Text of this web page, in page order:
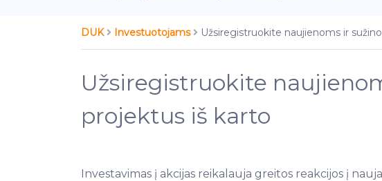
DUK Investuotojams Užsiregistruokite naujienoms ir
Užsiregistruokite
projektus iš karto
Investavimas į akcijas reikalauja greitos reakcijos į